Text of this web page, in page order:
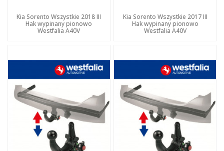
Kia Sorento Wszystkie 2018 III
Hak wypinany pionowo
Westfalia A40V
Kia Sorento Wszystkie 2017 III
Hak wypinany pionowo
Westfalia A40V